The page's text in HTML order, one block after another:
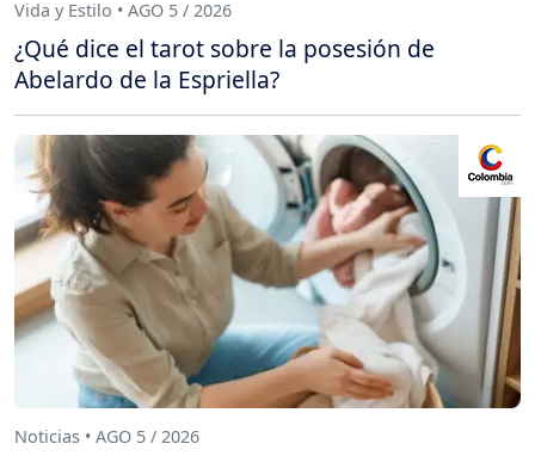
Vida y Estilo • AGO 5 / 2026
¿Qué dice el tarot sobre la posesión de
Abelardo de la Espriella?
Noticias • AGO 5 / 2026